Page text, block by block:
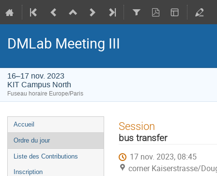
DMLab Meeting III
16–17 nov. 2023
KIT Campus North
Fuseau horaire Europe/Paris
Menu
de
l'événement
Accueil
Ordre du jour
Liste des Contributions
Inscription
Session
bus transfer
17 nov. 2023, 08:45
corner Kaiserstrasse/